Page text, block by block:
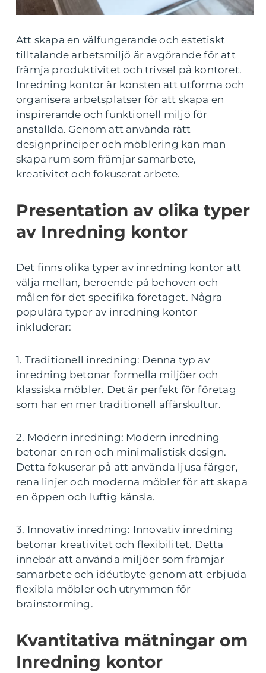
Att skapa en välfungerande och estetiskt
tilltalande arbetsmiljö är avgörande för att
främja produktivitet och trivsel på kontoret.
Inredning kontor är konsten att utforma och
organisera arbetsplatser för att skapa en
inspirerande och funktionell miljö för
anställda. Genom att använda rätt
designprinciper och möblering kan man
skapa rum som främjar samarbete,
kreativitet och fokuserat arbete.
Presentation av olika typer
av Inredning kontor
Det finns olika typer av inredning kontor att
välja mellan, beroende på behoven och
målen för det specifika företaget. Några
populära typer av inredning kontor
inkluderar:
1. Traditionell inredning: Denna typ av
inredning betonar formella miljöer och
klassiska möbler. Det är perfekt för företag
som har en mer traditionell affärskultur.
2. Modern inredning: Modern inredning
betonar en ren och minimalistisk design.
Detta fokuserar på att använda ljusa färger,
rena linjer och moderna möbler för att skapa
en öppen och luftig känsla.
3. Innovativ inredning: Innovativ inredning
betonar kreativitet och flexibilitet. Detta
innebär att använda miljöer som främjar
samarbete och idéutbyte genom att erbjuda
flexibla möbler och utrymmen för
brainstorming.
Kvantitativa mätningar om
Inredning kontor